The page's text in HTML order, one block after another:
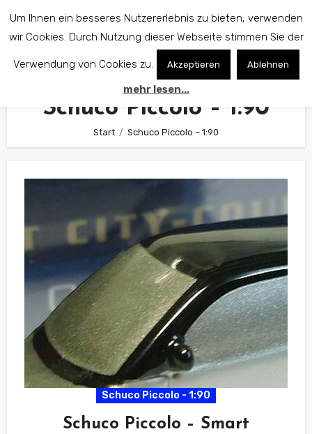
Schuco Piccolo – 1:90
Start Schuco Piccolo – 1:90
Schuco Piccolo - 1:90
Schuco Piccolo – Smart
Um Ihnen ein besseres Nutzererlebnis zu bieten, verwenden
wir Cookies. Durch Nutzung dieser Webseite stimmen Sie der
Verwendung von Cookies zu. Akzeptieren Ablehnen
mehr lesen...